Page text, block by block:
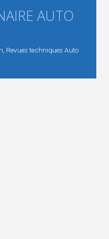
AUTO
Revues techniques Auto